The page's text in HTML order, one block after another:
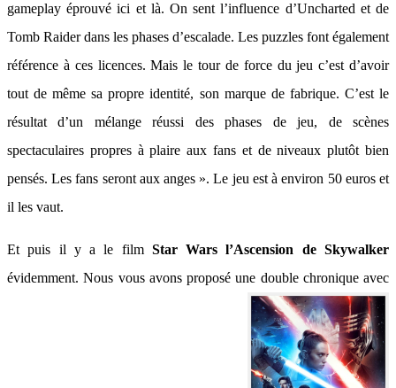
gameplay éprouvé ici et là. On sent l’influence d’Uncharted et de
Tomb Raider dans les phases d’escalade. Les puzzles font également
référence à ces licences. Mais le tour de force du jeu c’est d’avoir
tout de même sa propre identité, son marque de fabrique. C’est le
résultat d’un mélange réussi des phases de jeu, de scènes
spectaculaires propres à plaire aux fans et de niveaux plutôt bien
pensés. Les fans seront aux anges ». Le jeu est à environ 50 euros et
il les vaut.
Et puis il y a le film Star Wars l’Ascension de Skywalker
évidemment. Nous vous avons proposé une double chronique avec